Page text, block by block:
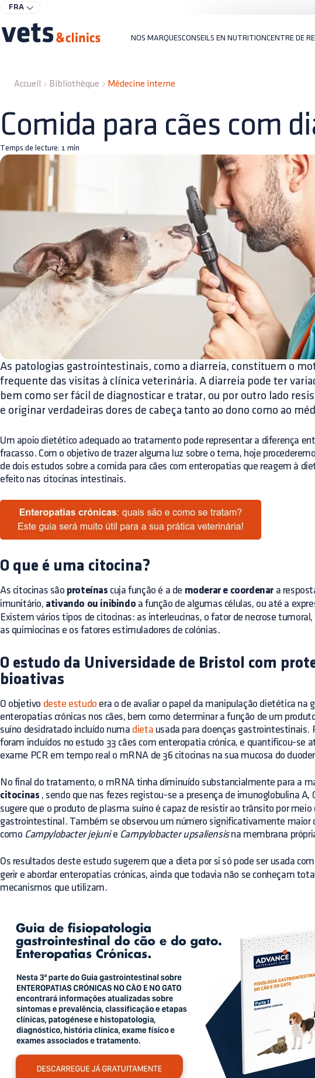
FRA
NOS MARQUESCONSEILS EN NUTRITIONCENTRE DE
Accueil Bibliothèque Médecine interne
Comida para cães com
Temps de lecture: 1 min
As patologias gastrointestinais, como a diarreia, constituem o
frequente das visitas à clínica veterinária. A diarreia pode ter
bem como ser fácil de diagnosticar e tratar, ou por outro lado
e originar verdadeiras dores de cabeça tanto ao dono como ao
Um apoio dietético adequado ao tratamento pode representar a diferença
fracasso. Com o objetivo de trazer alguma luz sobre o tema, hoje
de dois estudos sobre a comida para cães com enteropatias que reagem à
efeito nas citocinas intestinais.
O que é uma citocina?
As citocinas são proteínas cuja função é a de moderar e coordenar a
imunitário, ativando ou inibindo a função de algumas células, ou até a
Existem vários tipos de citocinas: as interleucinas, o fator de necrose
as quimiocinas e os fatores estimuladores de colónias.
O estudo da Universidade de Bristol com
bioativas
O objetivo deste estudo era o de avaliar o papel da manipulação dietética na
enteropatias crónicas nos cães, bem como determinar a função de um
suíno desidratado incluído numa dieta usada para doenças gastrointestinais.
foram incluídos no estudo 33 cães com enteropatia crónica, e quantificou-se
exame PCR em tempo real o mRNA de 36 citocinas na sua mucosa do
No final do tratamento, o mRNA tinha diminuído substancialmente para a
citocinas , sendo que nas fezes registou-se a presença de imunoglobulina A,
sugere que o produto de plasma suíno é capaz de resistir ao trânsito por
gastrointestinal. Também se observou um número significativamente maior
como Campylobacter jejunie Campylobacter upsaliensisna membrana
Os resultados deste estudo sugerem que a dieta por si só pode ser usada com
gerir e abordar enteropatias crónicas, ainda que todavia não se conheçam
mecanismos que utilizam.